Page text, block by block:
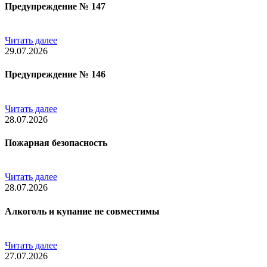
Предупреждение № 147
Читать далее
29.07.2026
Предупреждение № 146
Читать далее
28.07.2026
Пожарная безопасность
Читать далее
28.07.2026
Алкоголь и купание не совместимы
Читать далее
27.07.2026